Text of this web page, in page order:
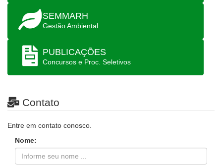
SEMMARH
Gestão Ambiental
PUBLICAÇÕES
Concursos e Proc. Seletivos
Contato
Entre em contato conosco.
Nome: